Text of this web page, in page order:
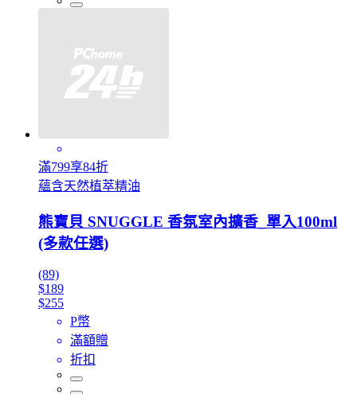
滿799享84折
蘊含天然植萃精油
熊寶貝 SNUGGLE 香氛室內擴香_單入100ml
(多款任選)
(89)
$189
$255
P幣
滿額贈
折扣